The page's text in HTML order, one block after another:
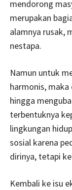
mendorong
merupakan
alamnya rusak,
nestapa.
Namun untuk
harmonis, maka
hingga
terbentuknya
lingkungan
sosial karena
dirinya, tetapi
Kembali ke isu